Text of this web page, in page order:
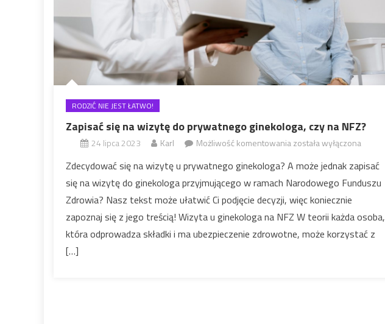
RODZIĆ NIE JEST ŁATWO!
Zapisać się na wizytę do prywatnego ginekologa, czy na NFZ?
24 lipca 2023 Karl Możliwość komentowania
Zapisać się na wizytę do
na NFZ?
została wyłączona
Zdecydować się na wizytę u prywatnego ginekologa? A może jednak zapisać
się na wizytę do ginekologa przyjmującego w ramach Narodowego Funduszu
Zdrowia? Nasz tekst może ułatwić Ci podjęcie decyzji, więc koniecznie
zapoznaj się z jego treścią! Wizyta u ginekologa na NFZ W teorii każda osoba,
która odprowadza składki i ma ubezpieczenie zdrowotne, może korzystać z
[…]